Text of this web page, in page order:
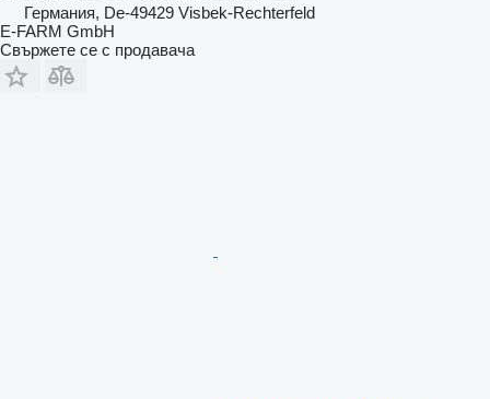
Германия, De-49429 Visbek-Rechterfeld
E-FARM GmbH
Свържете се с продавача